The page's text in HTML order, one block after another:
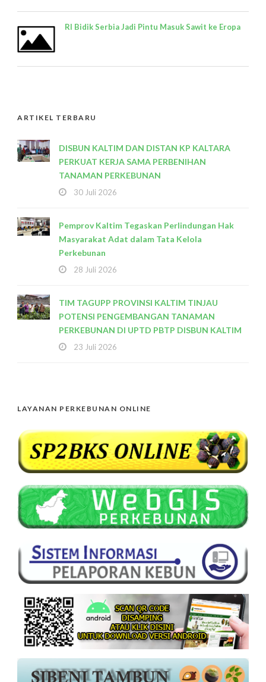
RI Bidik Serbia Jadi Pintu Masuk Sawit ke Eropa
ARTIKEL TERBARU
DISBUN KALTIM DAN DISTAN KP KALTARA
PERKUAT KERJA SAMA PERBENIHAN
TANAMAN PERKEBUNAN
30 Juli 2026
Pemprov Kaltim Tegaskan Perlindungan Hak
Masyarakat Adat dalam Tata Kelola
Perkebunan
28 Juli 2026
TIM TAGUPP PROVINSI KALTIM TINJAU
POTENSI PENGEMBANGAN TANAMAN
PERKEBUNAN DI UPTD PBTP DISBUN KALTIM
23 Juli 2026
LAYANAN PERKEBUNAN ONLINE